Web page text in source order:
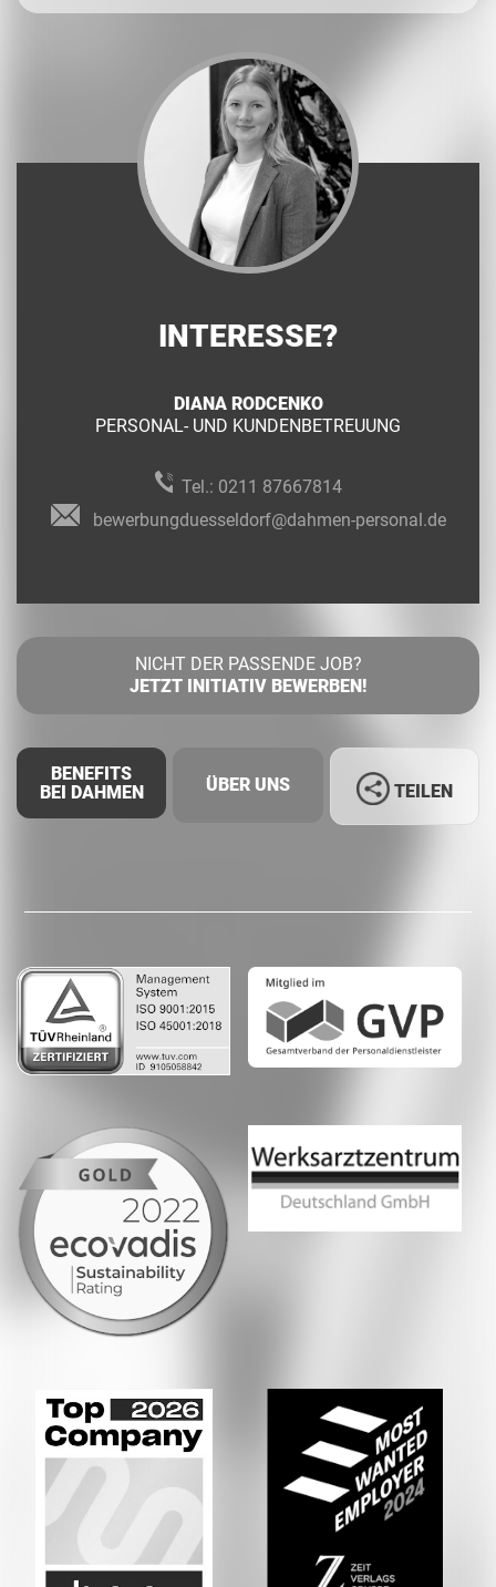
INTERESSE?
DIANA RODCENKO
PERSONAL- UND KUNDENBETREUUNG
Tel.: 0211 87667814
bewerbungduesseldorf@dahmen-personal.de
NICHT DER PASSENDE JOB?
JETZT INITIATIV BEWERBEN!
BENEFITS
BEI DAHMEN
ÜBER UNS
Whatsapp
TEILEN